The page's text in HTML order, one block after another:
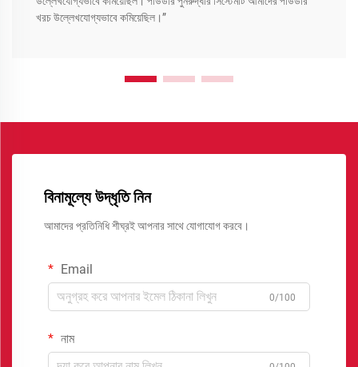
খরচ উল্লেখযোগ্যভাবে কমিয়েছিল।”
বিনামূল্যে উদ্ধৃতি নিন
আমাদের প্রতিনিধি শীঘ্রই আপনার সাথে যোগাযোগ করবে।
Email
0/100
নাম